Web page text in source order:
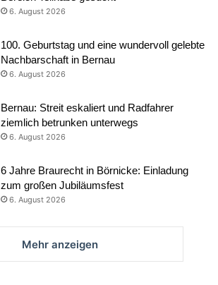
6. August 2026
100. Geburtstag und eine wundervoll gelebte
Nachbarschaft in Bernau
6. August 2026
Bernau: Streit eskaliert und Radfahrer
ziemlich betrunken unterwegs
6. August 2026
6 Jahre Braurecht in Börnicke: Einladung
zum großen Jubiläumsfest
6. August 2026
Mehr anzeigen